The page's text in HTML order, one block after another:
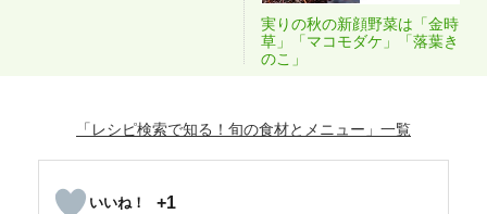
実りの秋の新顔野菜は「金時
草」「マコモダケ」「落葉き
のこ」
「レシピ検索で知る！旬の食材とメニュー」
+1